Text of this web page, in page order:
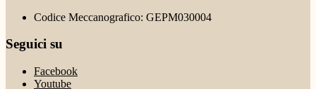
Codice Meccanografico: GEPM030004
Seguici su
Facebook
Youtube